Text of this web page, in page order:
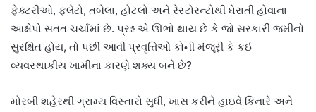
ફેક્ટરીઓ, ફ્લેટો, તબેલા, હોટલો અને રેસ્ટોરન્ટોથી ઘેરાતી હોવાના
આક્ષેપો સતત ચર્ચામાં છે. પ્રશ્ન એ ઊભો થાય છે કે જો સરકારી જમીનો
સુરક્ષિત હોય, તો પછી આવી પ્રવૃત્તિઓ કોની મંજૂરી કે કઈ
વ્યવસ્થાકીય ખામીના કારણે શક્ય બને છે?
મોરબી શહેરથી ગ્રામ્ય વિસ્તારો સુધી, ખાસ કરીને હાઇવે કિનારે અને